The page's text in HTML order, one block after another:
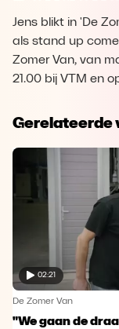
Jens blikt in 'De
als stand up
Zomer Van, van
21.00 bij VTM en
Gerelateerde
02:21
De Zomer Van
"We gaan de